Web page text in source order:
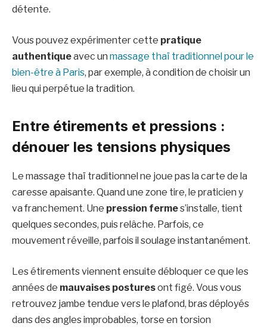
détente.
Vous pouvez expérimenter cette pratique
authentiqueavec un massage thaï traditionnel pour le
bien-être à Paris, par exemple, à condition de choisir un
lieu qui perpétue la tradition.
Entre étirements et pressions :
dénouer les tensions physiques
Le massage thaï traditionnel ne joue pas la carte de la
caresse apaisante. Quand une zone tire, le praticien y
va franchement. Une pression fermes’installe, tient
quelques secondes, puis relâche. Parfois, ce
mouvement réveille, parfois il soulage instantanément.
Les étirements viennent ensuite débloquer ce que les
années de mauvaises posturesont figé. Vous vous
retrouvez jambe tendue vers le plafond, bras déployés
dans des angles improbables, torse en torsion